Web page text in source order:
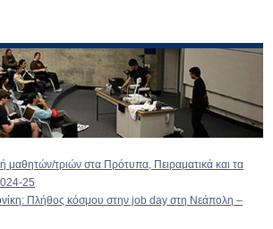
μαθητών/τριών στα Πρότυπα, Πειραματικά και τα
25
Πλήθος κόσμου στην job day στη Νεάπολη –